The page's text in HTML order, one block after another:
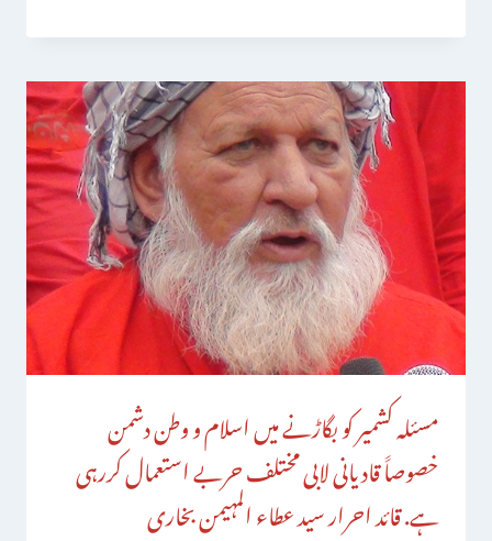
مسئلہ کشمیر کو بگاڑنے میں اسلام و وطن دشمن
خصوصاََ قادیانی لابی مختلف حربے استعمال کررہی
ہے. قائد احرار سید عطاء المہیمن بخاری